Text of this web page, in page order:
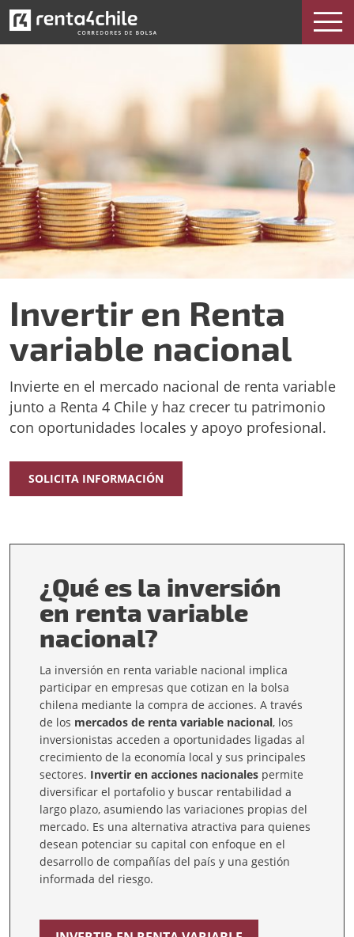
Invertir en Renta
variable nacional
Invierte en el mercado nacional de renta variable
junto a Renta 4 Chile y haz crecer tu patrimonio
con oportunidades locales y apoyo profesional.
SOLICITA INFORMACIÓN
¿Qué es la inversión
en renta variable
nacional?
La inversión en renta variable nacional implica
participar en empresas que cotizan en la bolsa
chilena mediante la compra de acciones. A través
de los mercados de renta variable nacional, los
inversionistas acceden a oportunidades ligadas al
crecimiento de la economía local y sus principales
sectores. Invertir en acciones nacionales permite
diversificar el portafolio y buscar rentabilidad a
largo plazo, asumiendo las variaciones propias del
mercado. Es una alternativa atractiva para quienes
desean potenciar su capital con enfoque en el
desarrollo de compañías del país y una gestión
informada del riesgo.